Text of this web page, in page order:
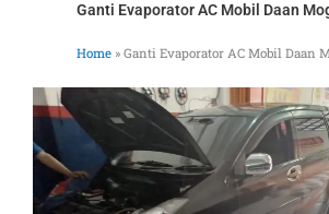
Ganti Evaporator AC Mobil Daan
Home » Ganti Evaporator AC Mobil Daan